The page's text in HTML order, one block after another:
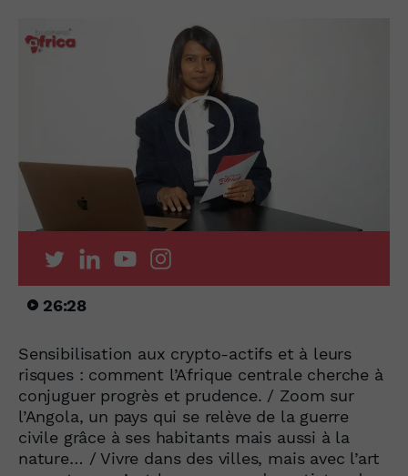
26:28
Sensibilisation aux crypto-actifs et à leurs
risques : comment l’Afrique centrale cherche à
conjuguer progrès et prudence. / Zoom sur
l’Angola, un pays qui se relève de la guerre
civile grâce à ses habitants mais aussi à la
nature… / Vivre dans des villes, mais avec l’art